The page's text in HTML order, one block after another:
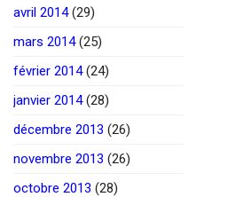
avril 2014(29)
mars 2014(25)
février 2014(24)
janvier 2014(28)
décembre 2013 (26)
novembre 2013 (26)
octobre 2013 (28)